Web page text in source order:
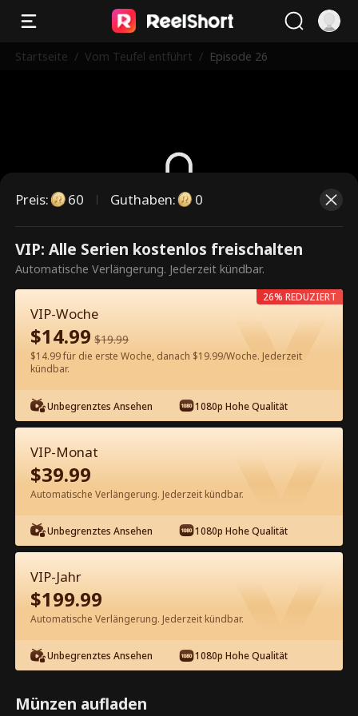
Startseite / Vom Teufel entführt / Episode 26
Dies ist eine kostenpflichtige
Episode. Bitte entsperren, um
weiterzusehen.
60Jetzt entsperren
Kostenlos in der App ansehen
Episode 26 - Vom Teufel entführt
Kompletter Film
1-50 51-57
26 27 29 30
Preis: 60 Guthaben: 0
VIP: Alle Serien kostenlos freischalten
Automatische Verlängerung. Jederzeit kündbar.
VIP-Woche
$14.99 $19.99
$14.99 für die erste Woche, danach $19.99/Woche. Jederzeit
kündbar.
Unbegrenztes Ansehen 1080p Hohe Qualität
26% REDUZIERT
VIP-Monat
$39.99
Automatische Verlängerung. Jederzeit kündbar.
Unbegrenztes Ansehen 1080p Hohe Qualität
VIP-Jahr
$199.99
Automatische Verlängerung. Jederzeit kündbar.
Unbegrenztes Ansehen 1080p Hohe Qualität
Münzen aufladen